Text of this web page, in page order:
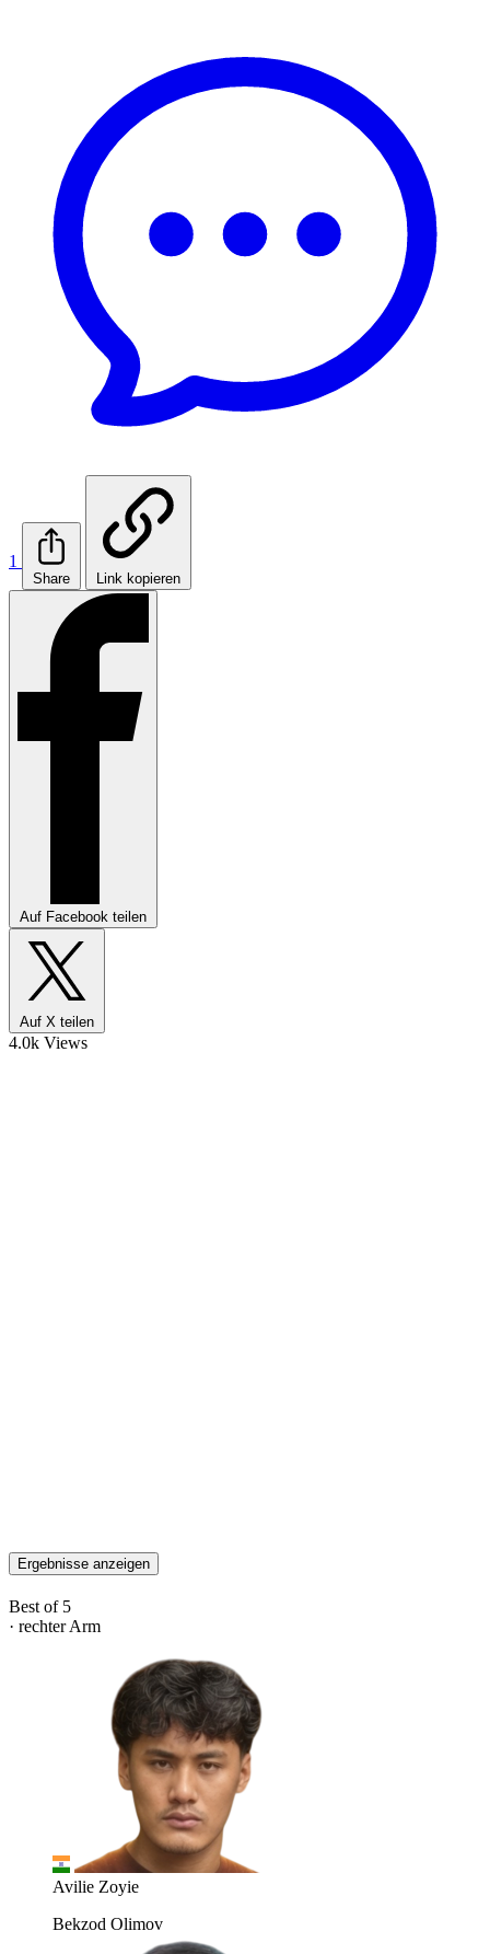
1
Share Link kopieren
Auf Facebook teilen
Auf X teilen
4.0k Views
Ergebnisse anzeigen
Best of 5
· rechter Arm
Avilie Zoyie
Bekzod Olimov